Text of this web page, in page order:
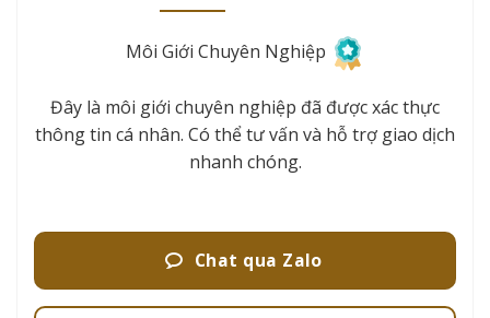
Môi Giới Chuyên Nghiệp
Đây là môi giới chuyên nghiệp đã được xác thực
thông tin cá nhân. Có thể tư vấn và hỗ trợ giao dịch
nhanh chóng.
Chat qua Zalo